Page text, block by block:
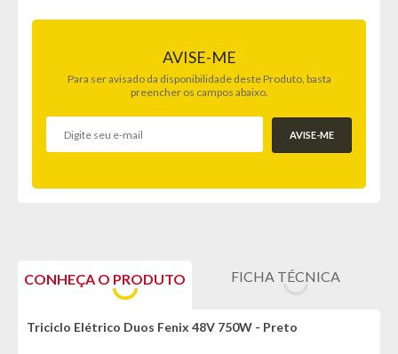
AVISE-ME
Para ser avisado da disponibilidade deste Produto, basta
preencher os campos abaixo.
CONHEÇA O PRODUTO FICHA TÉCNICA
Triciclo Elétrico Duos Fenix 48V 750W - Preto